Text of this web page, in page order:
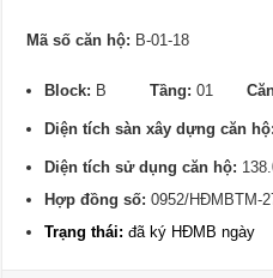
Mã số căn hộ: B-01-18
Block: BTầng:01
Diện tích sàn xây dựng căn hộ:
Diện tích sử dụng căn hộ:
Hợp đồng số:0952/HĐMBTM-
Trạng thái:đã ký HĐMB ngày